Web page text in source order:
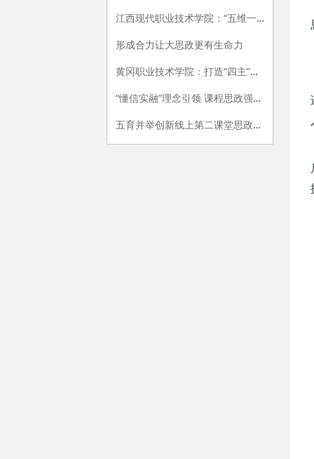
江西现代职业技术学院：“五维一体”构建“大思政”格局 推进“三全育人”
形成合力让大思政更有生命力
黄冈职业技术学院：打造“四主”协同育人体系 全面推进课程思政落地见效
“懂信实融”理念引领 课程思政强根铸魂 ——河南经贸职业学院课程思政建设体系实践探索
五育并举创新线上第二课堂思政育人模式